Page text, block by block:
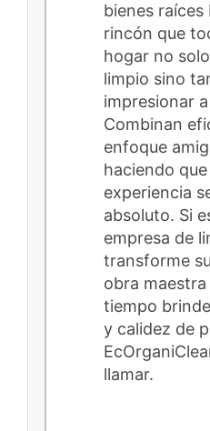
bienes raíces
rincón que
hogar no
limpio sino
impresionar
Combinan
enfoque
haciendo
experiencia
absoluto. Si
empresa de
transforme
obra
tiempo
y calidez de
llamar.